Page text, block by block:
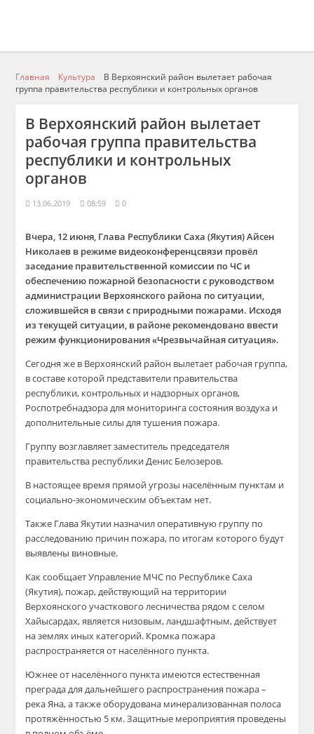
Главная Культура
В Верхоянский район вылетает рабочая
группа правительства республики и контрольных органов
В Верхоянский район вылетает
рабочая группа правительства
республики и контрольных
органов
13.06.2019 08:59 0
Вчера, 12 июня, Глава Республики Саха (Якутия) Айсен
Николаев в режиме видеоконференцсвязи провёл
заседание правительственной комиссии по ЧС и
обеспечению пожарной безопасности с руководством
администрации Верхоянского района по ситуации,
сложившейся в связи с природными пожарами. Исходя
из текущей ситуации, в районе рекомендовано ввести
режим функционирования «Чрезвычайная ситуация».
Сегодня же в Верхоянский район вылетает рабочая группа,
в составе которой представители правительства
республики, контрольных и надзорных органов,
Роспотребнадзора для мониторинга состояния воздуха и
дополнительные силы для тушения пожара.
Группу возглавляет заместитель председателя
правительства республики Денис Белозеров.
В настоящее время прямой угрозы населённым пунктам и
социально-экономическим объектам нет.
Также Глава Якутии назначил оперативную группу по
расследованию причин пожара, по итогам которого будут
выявлены виновные.
Как сообщает Управление МЧС по Республике Саха
(Якутия), пожар, действующий на территории
Верхоянского участкового лесничества рядом с селом
Хайысардах, является низовым, ландшафтным, действует
на землях иных категорий. Кромка пожара
распространяется от населённого пункта.
Южнее от населённого пункта имеются естественная
преграда для дальнейшего распространения пожара –
река Яна, а также оборудована минерализованная полоса
протяжённостью 5 км. Защитные мероприятия проведены